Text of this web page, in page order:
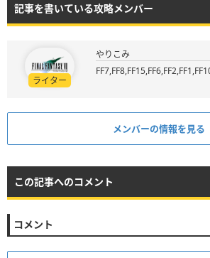
記事を書いている攻略メンバー
ライター
やりこみ
メンバーの情報を見る
この記事へのコメント
コメント